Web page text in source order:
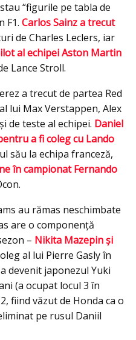
“figurile pe tabla de
F1. Carlos Sainz a trecut
de Charles Leclers, iar
al echipei Aston Martin
Lance Stroll.
a trecut de partea Red
lui Max Verstappen, Alex
de teste al echipei. Daniel
a fi coleg cu Lando
său la echipa franceză,
în campionat Fernando
au rămas neschimbate
are o componenţă
– Nikita Mazepin şi
al lui Pierre Gasly în
devenit japonezul Yuki
(a ocupat locul 3 în
fiind văzut de Honda ca o
pe rusul Daniil